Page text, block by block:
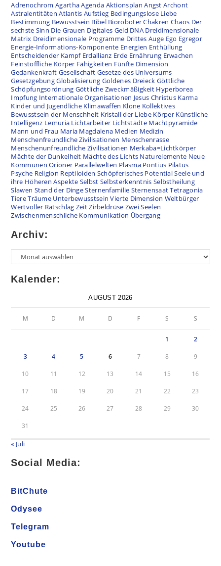
Adrenochrom AgarthaAgenda Aktionsplan Angst Archont
Astralentitäten Atlantis Aufstieg Bedingungslose Liebe
Bestimmung Bewusstsein Bibel BioroboterChakren Chaos Der
sechste Sinn Die Grauen Digitales Geld DNA Dreidimensionale
Matrix Dreidimensionale Programme Drittes Auge Ego Egregor
Energie-Informations-Komponente Energien Enthüllung
Entscheidender Kampf Erdallianz Erde Ernährung Erwachen
Feinstoffliche Körper Fähigkeiten Fünfte Dimension
Gedankenkraft Gesellschaft Gesetze des Universums
GesetzgebungGlobalisierung Goldenes Dreieck Göttliche
Schöpfungsordnung Göttliche Zweckmäßigkeit Hyperborea
Impfung Internationale Organisationen Jesus Christus Karma
Kinder und Jugendliche Klimawaffen Klone Kollektives
Bewusstsein der Menschheit Kristall der Liebe Körper Künstliche
Intelligenz Lemuria Lichtarbeiter Lichtstädte Machtpyramide
Mann und Frau Maria Magdalena Medien Medizin
Menschenfreundliche Zivilisationen Menschenrasse
Menschenunfreundliche Zivilisationen Merkaba=Lichtkörper
Mächte der Dunkelheit Mächte des Lichts Naturelemente Neue
Kommunen Orioner Parallelwelten Plasma Pontius Pilatus
Psyche Religion Reptiloiden Schöpferisches PotentialSeele und
ihre Höheren Aspekte Selbst Selbsterkenntnis Selbstheilung
Slawen Stand der DingeSternenfamilie SternensaatTetragonia
TiereTräume Unterbewusstsein Vierte Dimension Weltbürger
Wertvoller Ratschlag ZeitZirbeldrüse Zwei Seelen
Zwischenmenschliche Kommunikation Übergang
Archiv:
Kalender:
AUGUST 2026
M D M D F S S
1 2
3 4 5 6 7 8 9
10 11 12 13 14 15 16
17 18 19 20 21 22 23
24 25 26 27 28 29 30
31
« Juli
Social Media:
BitChute
Odysee
Telegram
Youtube